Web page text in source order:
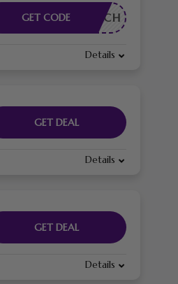
RDERLICH
GET CODE
Details
GET DEAL
Details
GET DEAL
Details